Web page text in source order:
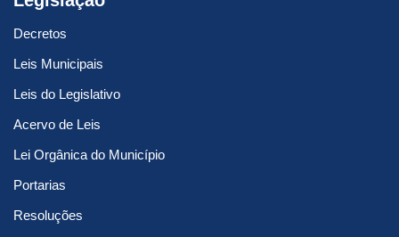
Decretos
Leis Municipais
Leis do Legislativo
Acervo de Leis
Lei Orgânica do Município
Portarias
Resoluções